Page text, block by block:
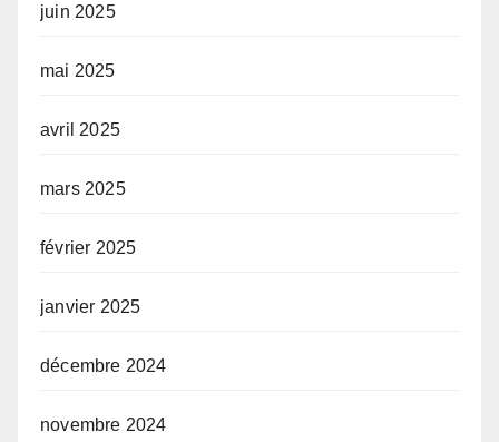
juin 2025
mai 2025
avril 2025
mars 2025
février 2025
janvier 2025
décembre 2024
novembre 2024